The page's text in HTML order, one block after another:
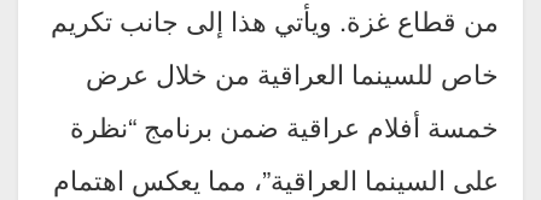
من قطاع غزة. ويأتي هذا إلى جانب تكريم
خاص للسينما العراقية من خلال عرض
خمسة أفلام عراقية ضمن برنامج “نظرة
على السينما العراقية”، مما يعكس اهتمام